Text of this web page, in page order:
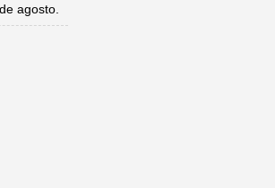
agosto.